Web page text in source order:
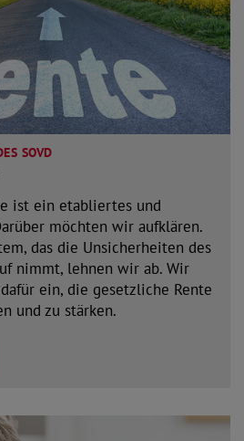
SOVD
ist ein etabliertes und
möchten wir aufklären.
das die Unsicherheiten des
nimmt, lehnen wir ab. Wir
ein, die gesetzliche Rente
und zu stärken.